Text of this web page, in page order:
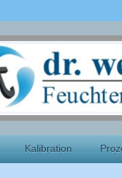
Kalibration